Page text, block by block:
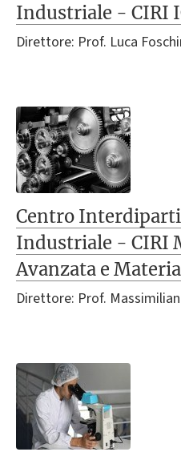
Industriale - CIRI
Direttore: Prof. Luca
Centro
Industriale - CIRI
Avanzata e
Direttore: Prof.